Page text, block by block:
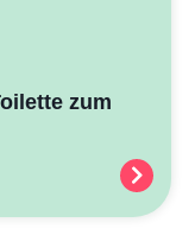
zum